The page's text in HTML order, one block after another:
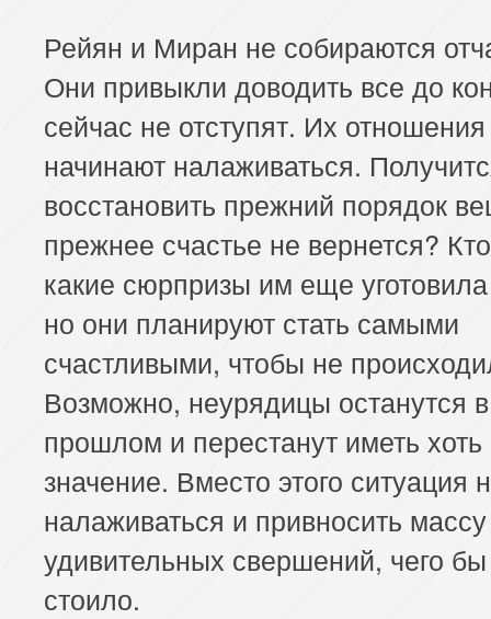
Рейян и Миран не собираются
Они привыкли доводить все до
сейчас не отступят. Их отношения
начинают налаживаться.
восстановить прежний порядок
прежнее счастье не вернется?
какие сюрпризы им еще
но они планируют стать самыми
счастливыми, чтобы не
Возможно, неурядицы останутся в
прошлом и перестанут иметь хоть
значение. Вместо этого ситуация
налаживаться и привносить массу
удивительных свершений, чего
стоило.